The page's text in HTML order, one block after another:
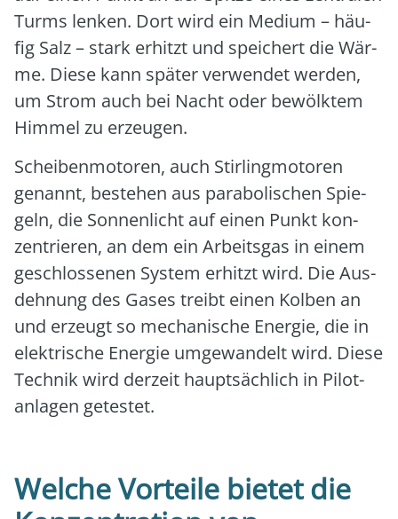
Turms len­ken. Dort wird ein Medi­um – häu­
fig Salz – stark erhitzt und spei­chert die Wär­
me. Die­se kann spä­ter ver­wen­det wer­den,
um Strom auch bei Nacht oder bewölk­tem
Him­mel zu erzeu­gen.
Schei­ben­mo­to­ren, auch Stir­ling­mo­to­ren
genannt, bestehen aus para­bo­li­schen Spie­
geln, die Son­nen­licht auf einen Punkt kon­
zen­trie­ren, an dem ein Arbeits­gas in einem
geschlos­se­nen Sys­tem erhitzt wird. Die Aus­
deh­nung des Gases treibt einen Kol­ben an
und erzeugt so mecha­ni­sche Ener­gie, die in
elek­tri­sche Ener­gie umge­wan­delt wird. Die­se
Tech­nik wird der­zeit haupt­säch­lich in Pilot­
an­la­gen getes­tet.
Welche Vorteile bietet die